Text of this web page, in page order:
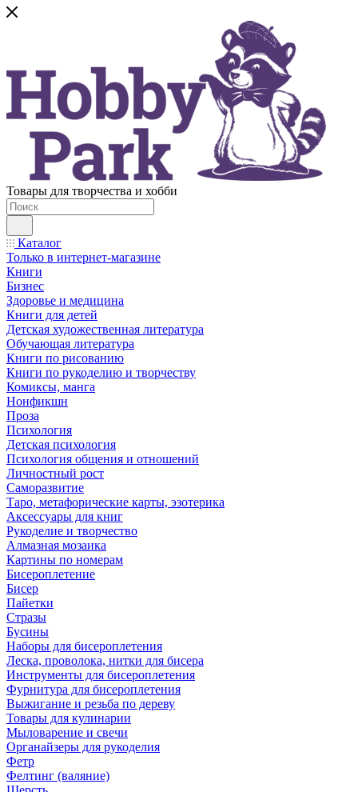
Товары для творчества и хобби
Каталог
Только в интернет-магазине
Книги
Бизнес
Здоровье и медицина
Книги для детей
Детская художественная литература
Обучающая литература
Книги по рисованию
Книги по рукоделию и творчеству
Комиксы, манга
Нонфикшн
Проза
Психология
Детская психология
Психология общения и отношений
Личностный рост
Саморазвитие
Таро, метафорические карты, эзотерика
Аксессуары для книг
Рукоделие и творчество
Алмазная мозаика
Картины по номерам
Бисероплетение
Бисер
Пайетки
Стразы
Бусины
Наборы для бисероплетения
Леска, проволока, нитки для бисера
Инструменты для бисероплетения
Фурнитура для бисероплетения
Выжигание и резьба по дереву
Товары для кулинарии
Мыловарение и свечи
Органайзеры для рукоделия
Фетр
Фелтинг (валяние)